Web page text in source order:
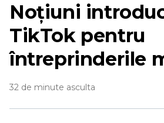
Noțiuni
TikTok pentru
întreprinderile
32 de minute asculta